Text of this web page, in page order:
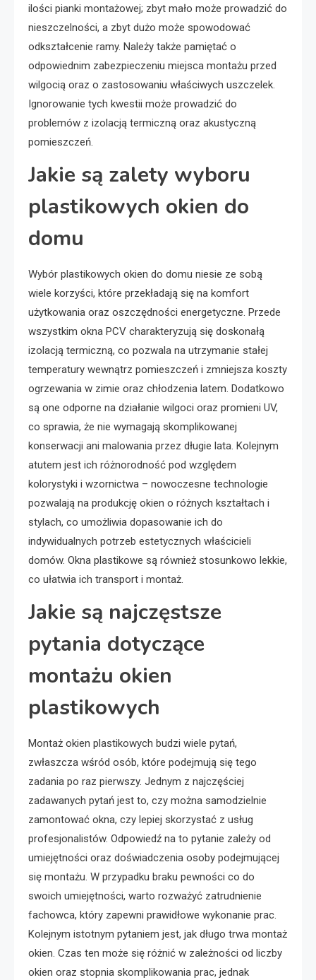
ilości pianki montażowej; zbyt mało może prowadzić do
nieszczelności, a zbyt dużo może spowodować
odkształcenie ramy. Należy także pamiętać o
odpowiednim zabezpieczeniu miejsca montażu przed
wilgocią oraz o zastosowaniu właściwych uszczelek.
Ignorowanie tych kwestii może prowadzić do
problemów z izolacją termiczną oraz akustyczną
pomieszczeń.
Jakie są zalety wyboru
plastikowych okien do
domu
Wybór plastikowych okien do domu niesie ze sobą
wiele korzyści, które przekładają się na komfort
użytkowania oraz oszczędności energetyczne. Przede
wszystkim okna PCV charakteryzują się doskonałą
izolacją termiczną, co pozwala na utrzymanie stałej
temperatury wewnątrz pomieszczeń i zmniejsza koszty
ogrzewania w zimie oraz chłodzenia latem. Dodatkowo
są one odporne na działanie wilgoci oraz promieni UV,
co sprawia, że nie wymagają skomplikowanej
konserwacji ani malowania przez długie lata. Kolejnym
atutem jest ich różnorodność pod względem
kolorystyki i wzornictwa – nowoczesne technologie
pozwalają na produkcję okien o różnych kształtach i
stylach, co umożliwia dopasowanie ich do
indywidualnych potrzeb estetycznych właścicieli
domów. Okna plastikowe są również stosunkowo lekkie,
co ułatwia ich transport i montaż.
Jakie są najczęstsze
pytania dotyczące
montażu okien
plastikowych
Montaż okien plastikowych budzi wiele pytań,
zwłaszcza wśród osób, które podejmują się tego
zadania po raz pierwszy. Jednym z najczęściej
zadawanych pytań jest to, czy można samodzielnie
zamontować okna, czy lepiej skorzystać z usług
profesjonalistów. Odpowiedź na to pytanie zależy od
umiejętności oraz doświadczenia osoby podejmującej
się montażu. W przypadku braku pewności co do
swoich umiejętności, warto rozważyć zatrudnienie
fachowca, który zapewni prawidłowe wykonanie prac.
Kolejnym istotnym pytaniem jest, jak długo trwa montaż
okien. Czas ten może się różnić w zależności od liczby
okien oraz stopnia skomplikowania prac, jednak